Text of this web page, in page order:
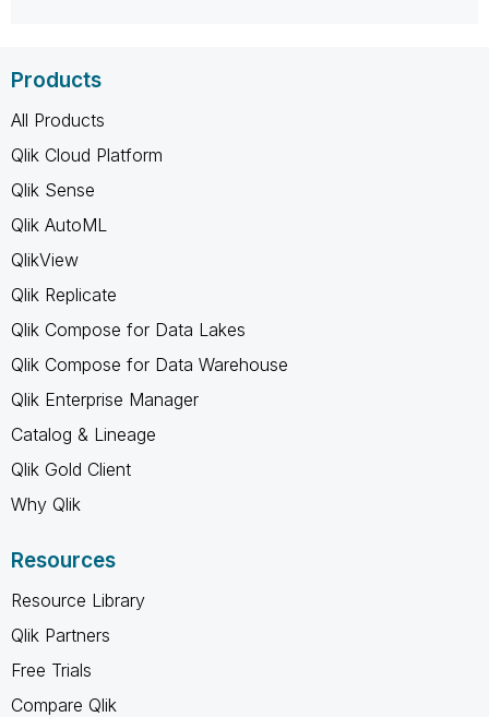
Products
All Products
Qlik Cloud Platform
Qlik Sense
Qlik AutoML
QlikView
Qlik Replicate
Qlik Compose for Data Lakes
Qlik Compose for Data Warehouse
Qlik Enterprise Manager
Catalog & Lineage
Qlik Gold Client
Why Qlik
Resources
Resource Library
Qlik Partners
Free Trials
Compare Qlik